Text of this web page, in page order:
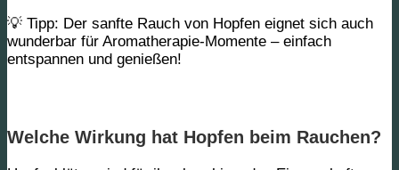
💡 Tipp: Der sanfte Rauch von Hopfen eignet sich auch
wunderbar für Aromatherapie-Momente – einfach
entspannen und genießen!
Welche Wirkung hat Hopfen beim Rauchen?